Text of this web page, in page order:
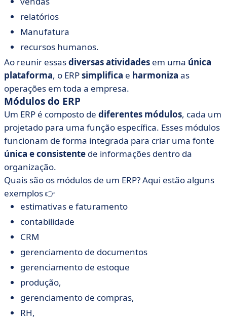
relatórios
Manufatura
recursos humanos.
Ao reunir essasdiversas atividades em uma única
plataforma, o ERPsimplifica e harmoniza as
operações em toda a empresa.
Módulos do ERP
Um ERP é composto de diferentes módulos, cada um
projetado para uma função específica. Esses módulos
funcionam de forma integrada para criar uma fonte
única e consistente de informações dentro da
organização.
Quais são os módulos de um ERP? Aqui estão alguns
exemplos 👉
estimativas e faturamento
contabilidade
CRM
gerenciamento de documentos
gerenciamento de estoque
produção,
gerenciamento de compras,
RH,